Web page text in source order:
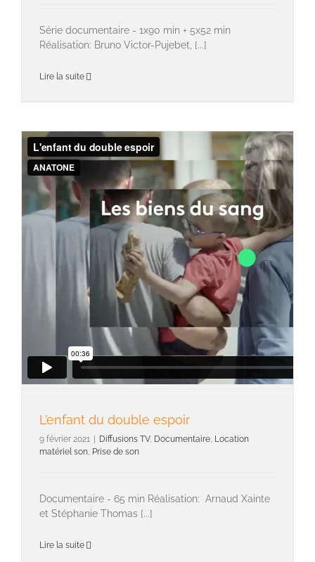
Série documentaire - 1x90 min + 5x52 min
Réalisation: Bruno Victor-Pujebet, [...]
Lire la suite
L’enfant du double espoir
9 février 2021 Diffusions TV, Documentaire, Location
matériel son, Prise de son
Documentaire - 65 min Réalisation: Arnaud Xainte
et Stéphanie Thomas [...]
Lire la suite